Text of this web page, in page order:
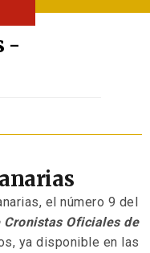
-
el número 9 del
Cronistas Oficiales de
ya disponible en las